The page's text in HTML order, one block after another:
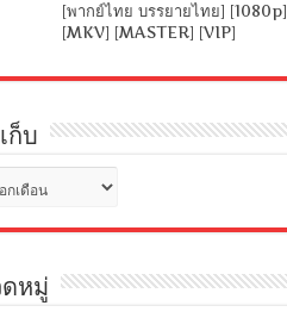
[พากย์ไทย บรรยายไทย] [1080p]
[MKV] [MASTER] [VIP]
ก็บ
หมู่